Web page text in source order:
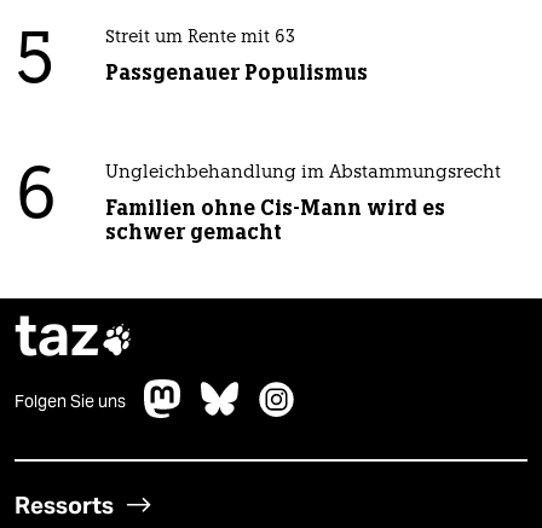
5 Streit um Rente mit 63
Passgenauer Populismus
6 Ungleichbehandlung im Abstammungsrecht
Familien ohne Cis-Mann wird es
schwer gemacht
taz
Folgen Sie uns
Ressorts